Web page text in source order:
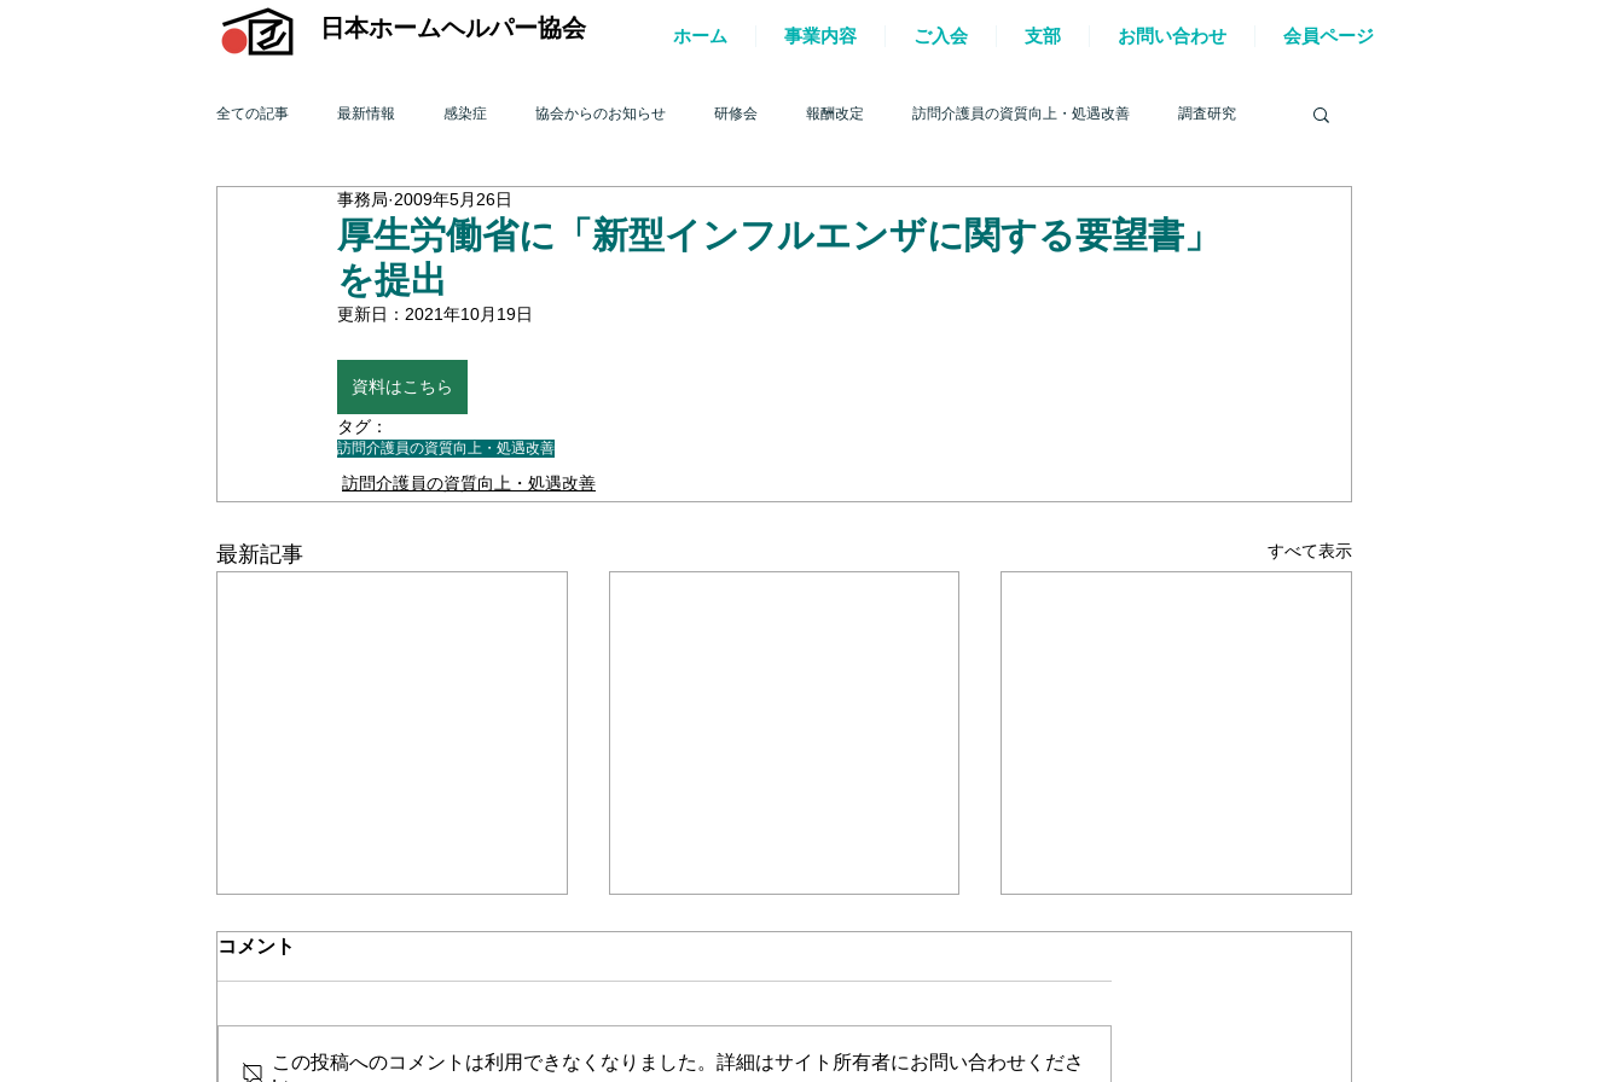
日本ホームヘルパー協会 ホーム 事業内容 ご入会 支部 お問い合わせ 会員ページ
全ての記事 最新情報 感染症 協会からのお知らせ 研修会 報酬改定 訪問介護員の資質向上・処遇改善 調査研究
機関誌「ホームヘルパー」 訪問介護を巡る動き
2015年 訪問介護を巡る動き 2014年 訪問介護を巡る動き
オンライン研修会 機関誌「ホームヘルパー」2022 テスト ＊機関誌「ホームヘルパー」2023 令和6年能登半島地震
厚生労働省に「新型インフルエンザに関する要望書」
を提出
事務局 2009年5月26日
更新日： 2021年10月19日
資料はこちら
タグ：
訪問介護員の資質向上・処遇改善
訪問介護員の資質向上・処遇改善
最新記事 すべて表示
コメント
この投稿へのコメントは利用できなくなりました。詳細はサイト所有者にお問い合わせくださ